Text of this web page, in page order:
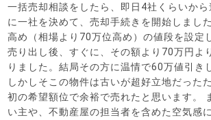
一括売却相談をしたら、即日4社くらいか
に一社を決めて、売却手続きを開始しまし
高め（相場より70万位高め）の値段を設定
売り出し後、すぐに、その額より70万円よ
りました。結局その方に温情で60万値引き
しかしそこの物件は古いが超好立地だった
初の希望額位で余裕で売れたと思います。
い主や、不動産屋の担当者を含めた空気感